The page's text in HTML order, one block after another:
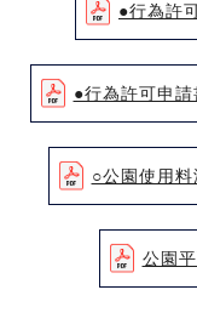
●行為許
●行為許可申
○公園使用料
公園